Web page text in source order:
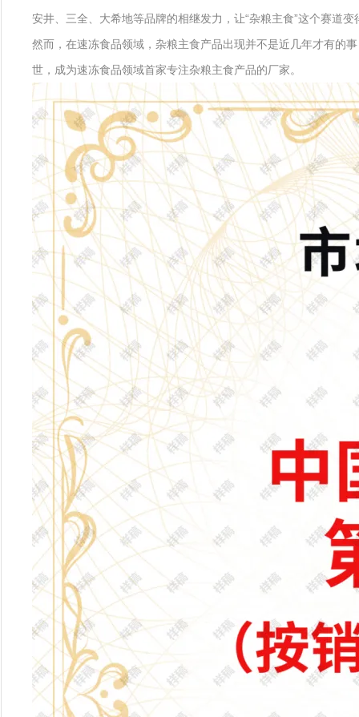
安井、三全、大希地等品牌的相继发力，让“杂粮主食”这个赛道
然而，在速冻食品领域，杂粮主食产品出现并不是近几年才有的
世，成为速冻食品领域首家专注杂粮主食产品的厂家。